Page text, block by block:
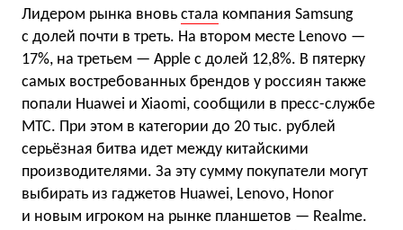
Лидером рынка вновь стала компания Samsung
с долей почти в треть. На втором месте Lenovo —
17%, на третьем — Apple с долей 12,8%. В пятерку
самых востребованных брендов у россиян также
попали Huawei и Xiaomi, сообщили в пресс-службе
МТС. При этом в категории до 20 тыс. рублей
серьёзная битва идет между китайскими
производителями. За эту сумму покупатели могут
выбирать из гаджетов Huawei, Lenovo, Honor
и новым игроком на рынке планшетов — Realme.